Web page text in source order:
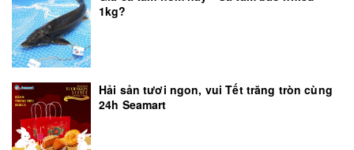
1kg?
Hải sản tươi ngon, vui Tết trăng tròn cùng
24h Seamart